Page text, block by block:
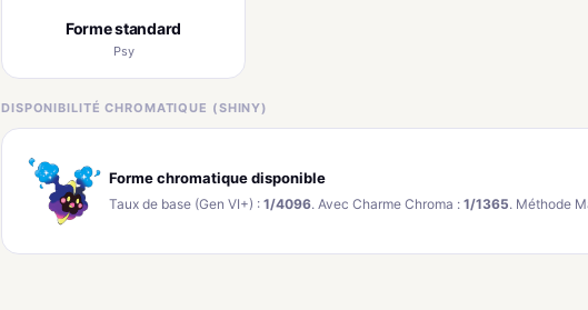
Forme standard
Psy
DISPONIBILITÉ CHROMATIQUE (SHINY)
Forme chromatique disponible
Taux de base (Gen VI+) : 1/4096. Avec Charme Chroma : 1/1365. Méthode